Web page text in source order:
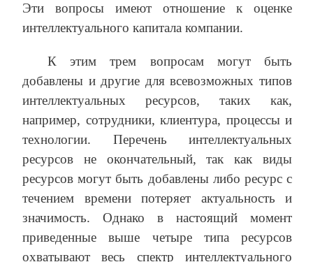
Эти вопросы имеют отношение к оценке
интеллектуального капитала компании.
К этим трем вопросам могут быть
добавлены и другие для всевозможных типов
интеллектуальных ресурсов, таких как,
например, сотрудники, клиентура, процессы и
технологии. Перечень интеллектуальных
ресурсов не окончательный, так как виды
ресурсов могут быть добавлены либо ресурс с
течением времени потеряет актуальность и
значимость. Однако в настоящий момент
приведенные выше четыре типа ресурсов
охватывают весь спектр интеллектуального